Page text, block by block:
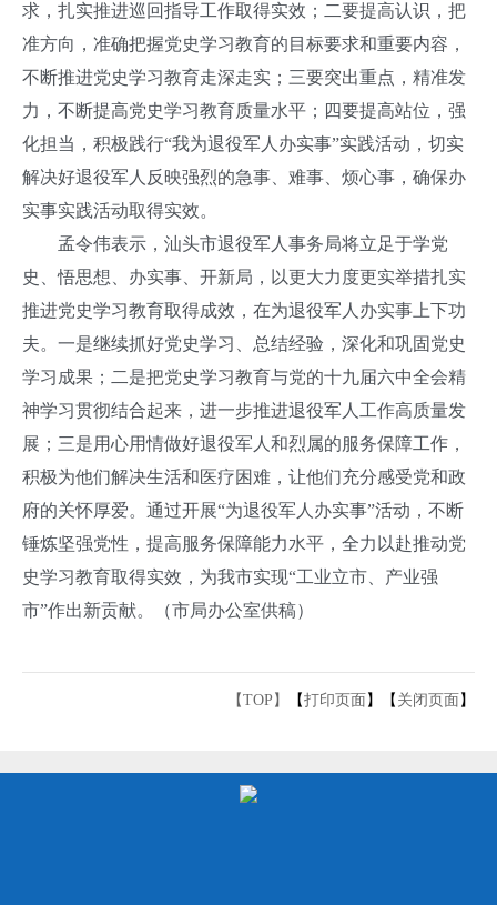
求，扎实推进巡回指导工作取得实效； 二要提高认识，把
准方向，准确把握党史学习教育的目标要求和重要内容，
不断推进党史学习教育走深走实； 三要突出重点，精准发
力，不断提高党史学习教育质量水平； 四要提高站位，强
化担当，积极践行“我为退役军人办实事”实践活动，切实
解决好退役军人反映强烈的急事、难事、烦心事，确保办
实事实践活动取得实效。
孟令伟表示，汕头市退役军人事务局将立足于学党
史、悟思想、办实事、开新局，以更大力度更实举措扎实
推进党史学习教育取得成效，在为退役军人办实事上下功
夫。 一是继续抓好党史学习、总结经验，深化和巩固党史
学习成果； 二是把党史学习教育与党的十九届六中全会精
神学习贯彻结合起来，进一步推进退役军人工作高质量发
展； 三是用心用情做好退役军人和烈属的服务保障工作，
积极为他们解决生活和医疗困难，让他们充分感受党和政
府的关怀厚爱。 通过开展“为退役军人办实事”活动，不断
锤炼坚强党性，提高服务保障能力水平，全力以赴推动党
史学习教育取得实效，为我市实现“工业立市、产业强
市”作出新贡献。
（市局办公室供稿）
【TOP】 【打印页面 】【 关闭页面 】